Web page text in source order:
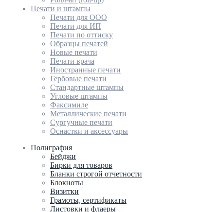
Печати и штампы
Печати для ООО
Печати для ИП
Печати по оттиску
Образцы печатей
Новые печати
Печати врача
Иностранные печати
Гербовые печати
Стандартные штампы
Угловые штампы
Факсимиле
Металлические печати
Сургучные печати
Оснастки и аксессуары
Полиграфия
Бейджи
Бирки для товаров
Бланки строгой отчетности
Блокноты
Визитки
Грамоты, сертификаты
Листовки и флаеры